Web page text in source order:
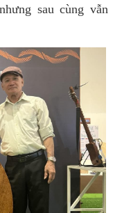
sau cùng vẫn